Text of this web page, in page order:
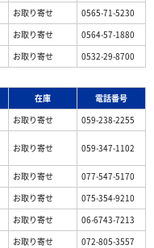
お取り寄せ
0565-71-5230
お取り寄せ
0564-57-1880
お取り寄せ 0532-29-8700
在庫
電話番号
お取り寄せ 059-238-2255
お取り寄せ 059-347-1102
お取り寄せ
077-547-5170
お取り寄せ
075-354-9210
お取り寄せ
06-6743-7213
お取り寄せ
072-805-3557